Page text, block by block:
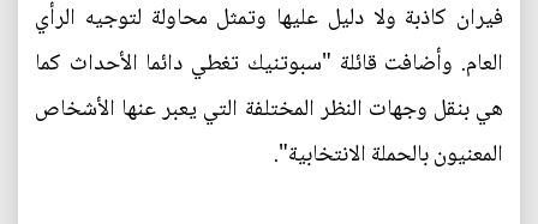
فيران كاذبة ولا دليل عليها وتمثل محاولة لتوجيه الرأي
العام. وأضافت قائلة "سبوتنيك تغطي دائما الأحداث كما
هي بنقل وجهات النظر المختلفة التي يعبر عنها الأشخاص
المعنيون بالحملة الانتخابية".